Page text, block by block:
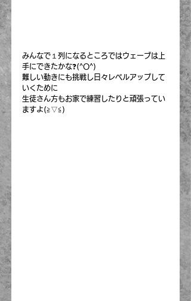
みんなで１列になるところではウェーブは上
手にできたかな❓(^O^)
難しい動きにも挑戦し日々レベルアップして
いくために
生徒さん方もお家で練習したりと頑張ってい
ますよ(≧▽≦)